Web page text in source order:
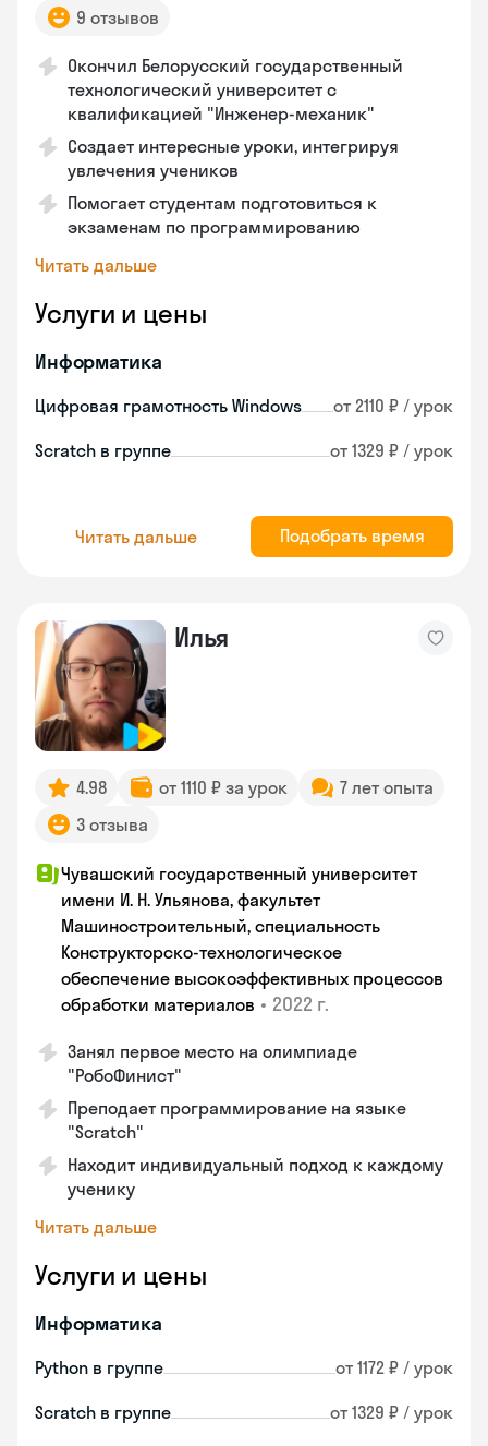
9 отзывов
Окончил Белорусский государственный
технологический университет с
квалификацией "Инженер-механик"
Создает интересные уроки, интегрируя
увлечения учеников
Помогает студентам подготовиться к
экзаменам по программированию
Читать дальше
Услуги и цены
Информатика
Цифровая грамотность Windows от 2110 ₽ / урок
Scratch в группе от 1329 ₽ / урок
Читать дальше Подобрать время
Илья
4.98 от 1110 ₽ за урок
7 лет опыта
3 отзыва
Чувашский государственный университет
имени И. Н. Ульянова, факультет
Машиностроительный, специальность
Конструкторско-технологическое
обеспечение высокоэффективных процессов
обработки материалов • 2022 г.
Занял первое место на олимпиаде
"РобоФинист"
Преподает программирование на языке
"Scratch"
Находит индивидуальный подход к каждому
ученику
Читать дальше
Услуги и цены
Информатика
Python в группе от 1172 ₽ / урок
Scratch в группе от 1329 ₽ / урок